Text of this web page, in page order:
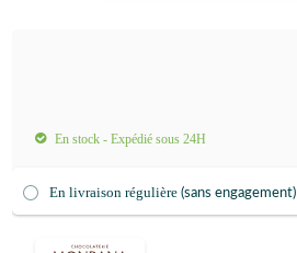
En stock - Expédié sous 24H
En livraison régulière (sans engagement)